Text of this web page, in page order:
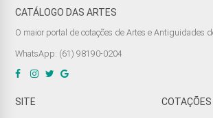
CATÁLOGO DAS ARTES
O maior portal de cotações de Artes e Antiguidades
WhatsApp: (61) 98190-0204
SITE COTAÇÕES